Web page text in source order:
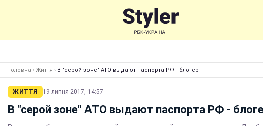
Головна › Життя › В "серой зоне" АТО выдают паспорта РФ - блогер
ЖИТТЯ 19 липня 2017, 14:57
В "серой зоне" АТО выдают паспорта РФ -